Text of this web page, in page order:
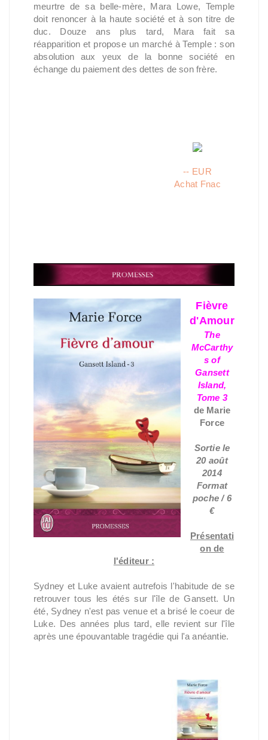
meurtre de sa belle-mère, Mara Lowe, Temple
doit renoncer à la haute société et à son titre de
duc. Douze ans plus tard, Mara fait sa
réapparition et propose un marché à Temple : son
absolution aux yeux de la bonne société en
échange du paiement des dettes de son frère.
-- EUR
Achat Fnac
Fièvre
d'Amour
The
McCarthy
s of
Gansett
Island,
Tome 3
de Marie
Force
Sortie le
20 août
2014
Format
poche / 6
€
Présentati
on de
l'éditeur :
Sydney et Luke avaient autrefois l'habitude de se
retrouver tous les étés sur l'île de Gansett. Un
été, Sydney n'est pas venue et a brisé le coeur de
Luke. Des années plus tard, elle revient sur l'île
après une épouvantable tragédie qui l'a anéantie.